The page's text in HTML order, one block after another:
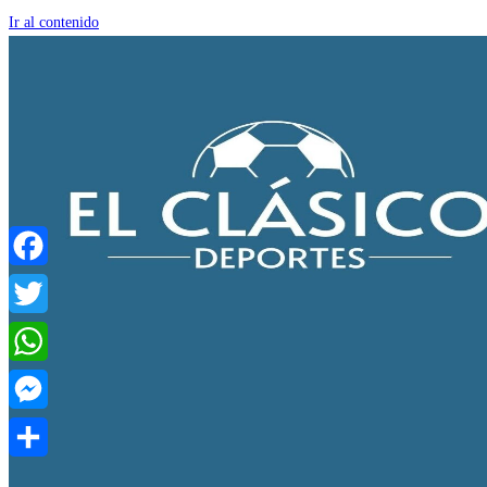
Ir al contenido
Facebook
Twitter
WhatsApp
Messenger